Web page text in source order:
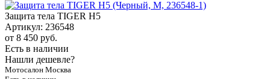
Защита тела TIGER H5
Артикул: 236548
от 8 450 руб.
Есть в наличии
Нашли дешевле?
Мотосалон Москва